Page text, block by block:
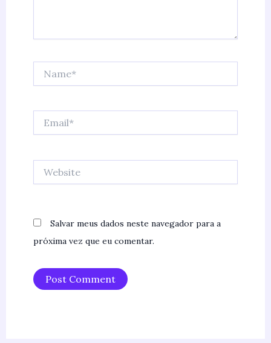
Salvar meus dados neste navegador para a
próxima vez que eu comentar.